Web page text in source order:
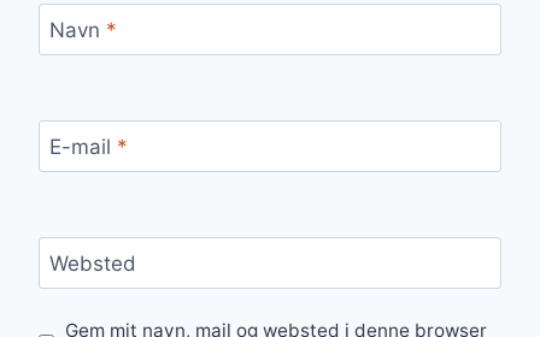
Navn *
E-mail *
Websted
Gem mit navn, mail og websted i denne browser